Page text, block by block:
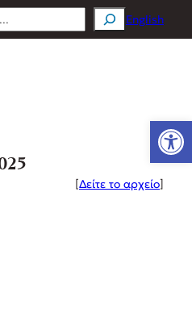
English
[Δείτε το αρχείο]